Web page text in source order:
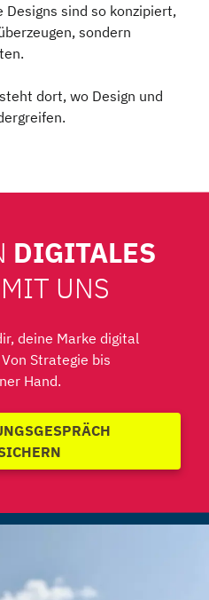
sind so konzipiert,
sondern
dort, wo Design und
DIGITALES
MIT UNS
deine Marke digital
Strategie bis
Hand.